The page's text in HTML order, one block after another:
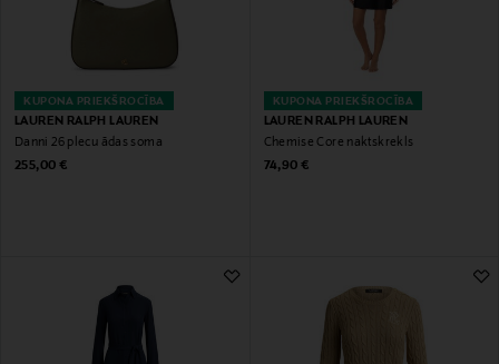
KUPONA PRIEKŠROCĪBA
LAUREN RALPH LAUREN
Danni 26 plecu ādas soma
Original Price
255,00 €
KUPONA PRIEKŠROCĪBA
LAUREN RALPH LAUREN
Chemise Core naktskrekls
Original Price
74,90 €